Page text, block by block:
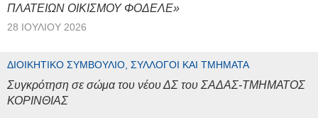
ΠΛΑΤΕΙΩΝ ΟΙΚΙΣΜΟΥ ΦΟΔΕΛΕ»
28 ΙΟΥΛΊΟΥ 2026
ΔΙΟΙΚΗΤΙΚΌ ΣΥΜΒΟΎΛΙΟ, ΣΎΛΛΟΓΟΙ ΚΑΙ ΤΜΉΜΑΤΑ
Συγκρότηση σε σώμα του νέου ΔΣ του ΣΑΔΑΣ-ΤΜΗΜΑΤΟΣ
ΚΟΡΙΝΘΙΑΣ